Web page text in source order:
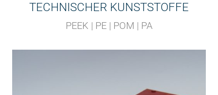
TECHNISCHER KUNSTSTOFFE
PEEK | PE | POM | PA